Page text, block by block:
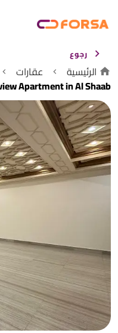
رجوع
الرئيسية عقارات
Apartment in Al Shaab